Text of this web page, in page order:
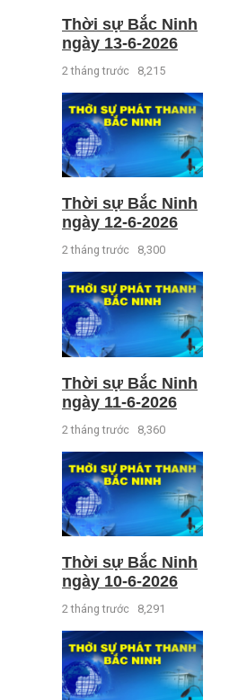
Thời sự Bắc Ninh
ngày 13-6-2026
2 tháng trước 8,215
Thời sự Bắc Ninh
ngày 12-6-2026
2 tháng trước 8,300
Thời sự Bắc Ninh
ngày 11-6-2026
2 tháng trước 8,360
Thời sự Bắc Ninh
ngày 10-6-2026
2 tháng trước 8,291